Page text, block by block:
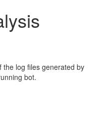
the log files generated by
bot.